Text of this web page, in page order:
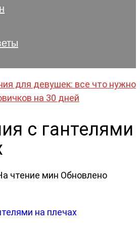
для девушек: все что нужно
на 30 дней
с гантелями
чтение мин Обновлено